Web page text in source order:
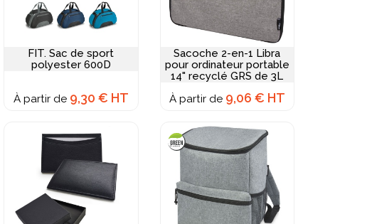
FIT. Sac de sport
polyester 600D
À partir de 9,30 € HT
Sacoche 2-en-1 Libra
pour ordinateur portable
14" recyclé GRS de 3L
À partir de 9,06 € HT